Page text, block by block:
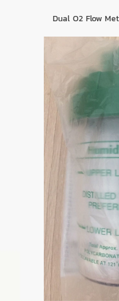
Dual O2 Flow